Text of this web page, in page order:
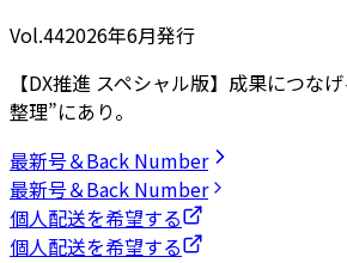
Vol.442026年6月発行
【DX推進 スペシャル版】成果につな
整理”にあり。
最新号＆Back Number
最新号＆Back Number
個人配送を希望する
個人配送を希望する